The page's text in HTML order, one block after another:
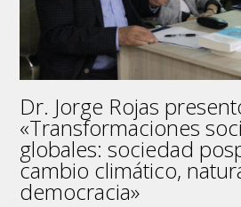
Sociales
Dr. Jorge Rojas
«Transformaciones
globales: sociedad
cambio climático,
democracia»